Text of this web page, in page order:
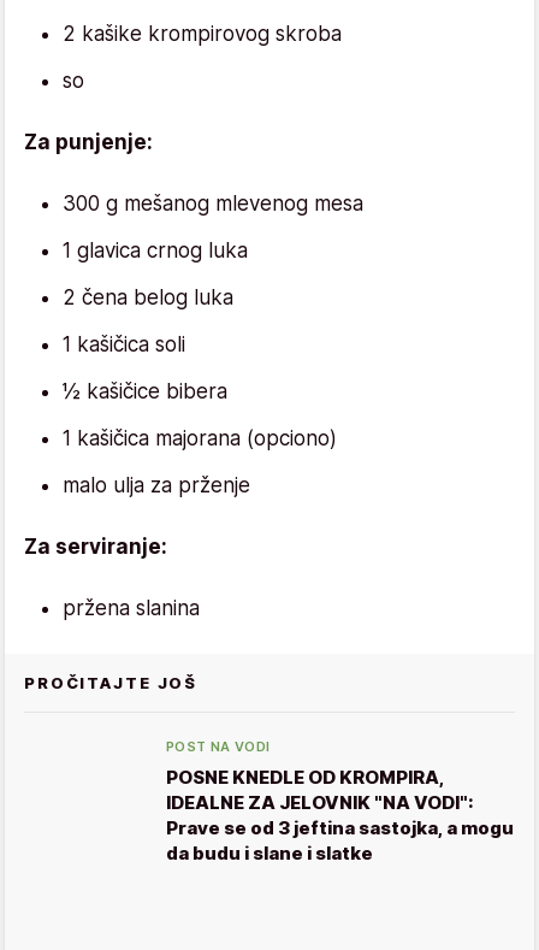
2 kašike krompirovog skroba
so
Za punjenje:
300 g mešanog mlevenog mesa
1 glavica crnog luka
2 čena belog luka
1 kašičica soli
½ kašičice bibera
1 kašičica majorana (opciono)
malo ulja za prženje
Za serviranje:
pržena slanina
PROČITAJTE JOŠ
POST NA VODI
POSNE KNEDLE OD KROMPIRA,
IDEALNE ZA JELOVNIK "NA VODI":
Prave se od 3 jeftina sastojka, a mogu
da budu i slane i slatke